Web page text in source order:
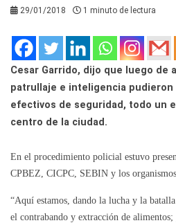
29/01/2018 1 minuto de lectura
Cesar Garrido, dijo que luego de
patrullaje e inteligencia pudieron
efectivos de seguridad, todo un
centro de la ciudad.
En el procedimiento policial estuvo
CPBEZ, CICPC, SEBIN y los
“Aquí estamos, dando la lucha y la
el contrabando y extracción de